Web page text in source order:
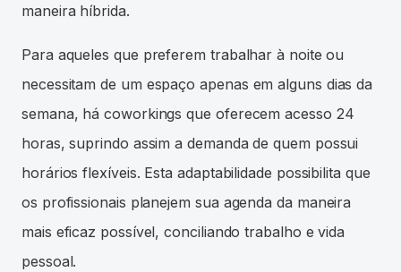
maneira híbrida.
Para aqueles que preferem trabalhar à noite ou
necessitam de um espaço apenas em alguns dias da
semana, há coworkings que oferecem acesso 24
horas, suprindo assim a demanda de quem possui
horários flexíveis. Esta adaptabilidade possibilita que
os profissionais planejem sua agenda da maneira
mais eficaz possível, conciliando trabalho e vida
pessoal.